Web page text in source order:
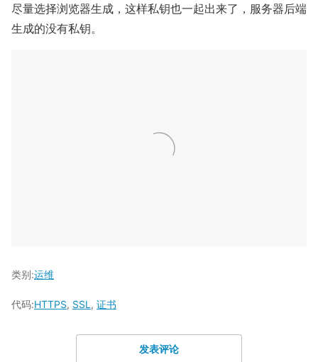
尽量选择浏览器生成，这样私钥也一起出来了，服务器后端
生成的没有私钥。
类别:运维
代码:HTTPS, SSL , 证书
发表评论